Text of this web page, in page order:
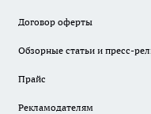
Договор оферты
Обзорные статьи и пресс-
Прайс
Рекламодателям